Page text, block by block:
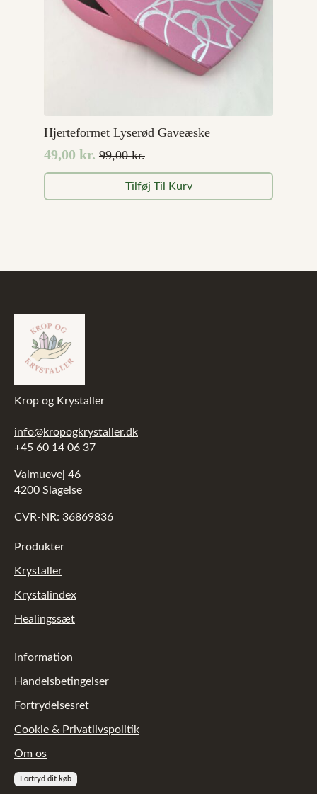
Hjerteformet Lyserød Gaveæske
99,00kr.
Den
oprindelige
pris
49,00 kr.
Den
aktuelle
pris
Tilføj Til Kurv
Krop og Krystaller
info@kropogkrystaller.dk
+45 60 14 06 37
Valmuevej 46
4200 Slagelse
CVR-NR: 36869836
Produkter
Krystaller
Krystalindex
Healingssæt
Information
Handelsbetingelser
Fortrydelsesret
Cookie & Privatlivspolitik
Om os
Fortryd dit køb